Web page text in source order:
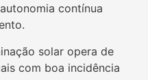
contínua
solar opera de
com boa incidência